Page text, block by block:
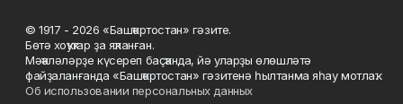
© 1917 - 2026 «Башҡортостан» гәзите.
Бөтә хоҡуҡтар ҙа яҡланған.
Мәҡәләләрҙе күсереп баҫҡанда, йә уларҙы өлөшләтә
файҙаланғанда «Башҡортостан» гәзитенә һылтанма яһау мотлаҡ.
Об использовании персональных данных